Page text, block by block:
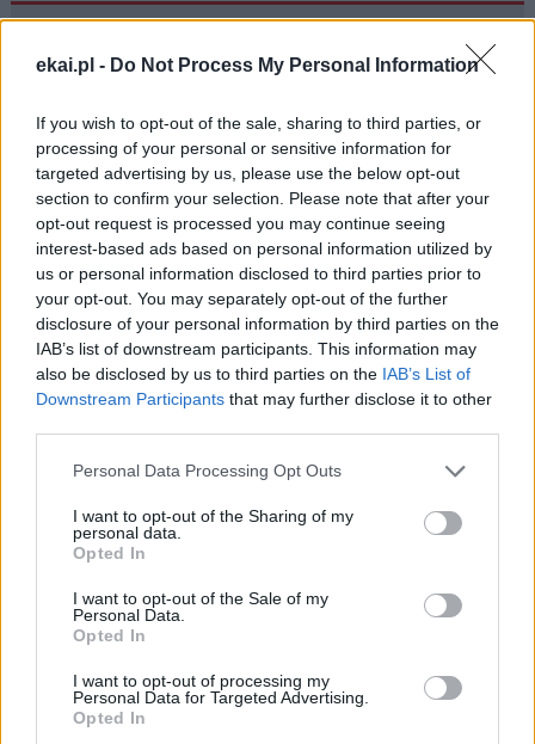
ekai.pl - Do Not Process My Personal Information
If you wish to opt-out of the sale, sharing to third parties, or
processing of your personal or sensitive information for
targeted advertising by us, please use the below opt-out
section to confirm your selection. Please note that after your
opt-out request is processed you may continue seeing
interest-based ads based on personal information utilized by
us or personal information disclosed to third parties prior to
your opt-out. You may separately opt-out of the further
disclosure of your personal information by third parties on the
IAB’s list of downstream participants. This information may
also be disclosed by us to third parties on the IAB’s List of
Downstream Participants that may further disclose it to other
Personal Data Processing Opt Outs
I want to opt-out of the Sharing of my
personal data.
Opted In
I want to opt-out of the Sale of my
Personal Data.
Opted In
I want to opt-out of processing my
Personal Data for Targeted Advertising.
Opted In
Drogi Czytelniku,
tu dla Ciebie!
Każdego dnia publikujemy najważniejsze
informacje z życia Kościoła w Polsce i na świecie.
Jednak bez Twojej pomocy sprostanie temu
zadaniu będzie coraz trudniejsze.
Dlatego prosimy Cię owsparcie portalu eKAI.pl za
pośrednictwem serwisu Patronite.
Dzięki Tobie będziemy mogli realizować naszą
misję. Więcej informacji znajdziesz tutaj.
Facebook
TwitterMessenger
Link
Wersja do druku
KARD. ROBERT SARAH